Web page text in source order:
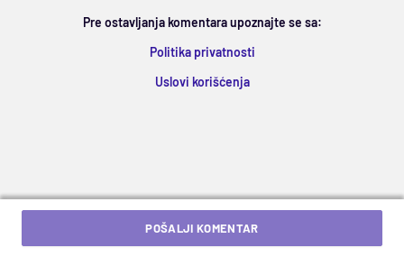
Pre ostavljanja komentara upoznajte se sa:
Politika privatnosti
Uslovi korišćenja
POŠALJI KOMENTAR